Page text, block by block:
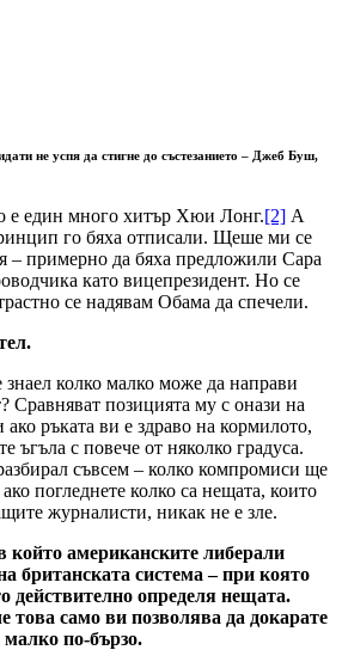
не успя да стигне до състезанието – Джеб Буш,
е един много хитър Хюи Лонг.[2] А
го бяха отписали. Щеше ми се
– примерно да бяха предложили Сара
като вицепрезидент. Но се
се надявам Обама да спечели.
колко малко може да направи
Сравняват позицията му с онази на
ръката ви е здраво на кормилото,
ъгъла с повече от няколко градуса.
съвсем – колко компромиси ще
погледнете колко са нещата, които
журналисти, никак не е зле.
американските либерали
британската система – при която
действително определя нещата.
това само ви позволява да докарате
по-бързо.